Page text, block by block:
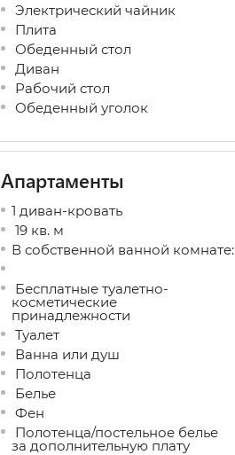
Электрический чайник
Плита
Обеденный стол
Диван
Рабочий стол
Обеденный уголок
Апартаменты
1 диван-кровать
19 кв. м
В собственной ванной комнате:
Бесплатные туалетно-
косметические
принадлежности
Туалет
Ванна или душ
Полотенца
Белье
Фен
Полотенца/постельное белье
за дополнительную плату